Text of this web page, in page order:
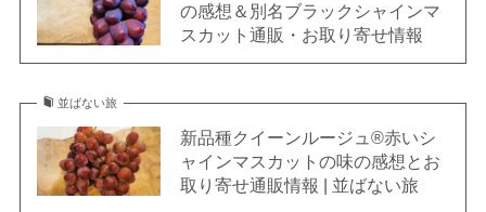
の感想＆別名ブラックシャインマ
スカット通販・お取り寄せ情報
並ばない旅
新品種クイーンルージュ®赤いシ
ャインマスカットの味の感想とお
取り寄せ通販情報 | 並ばない旅